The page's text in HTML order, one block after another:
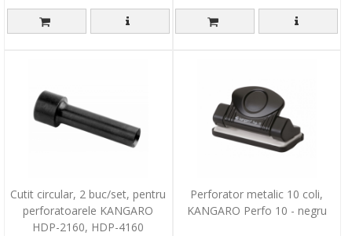
Cutit circular, 2 buc/set, pentru
perforatoarele KANGARO
HDP-2160, HDP-4160
Perforator metalic 10 coli,
KANGARO Perfo 10 - negru